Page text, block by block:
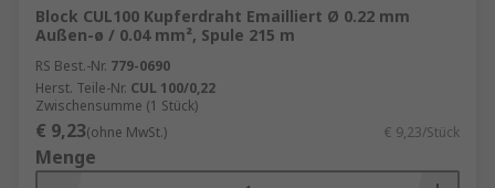
entscheidend für die Betriebssicherheit.
Einzeladerleitungen kaufen
Beim Kauf einer Einzeladerleitung sollten Sie
einige wichtige Kriterien berücksichtigen, um die
passende Lösung zu finden:
Block CUL100 Kupferdraht Emailliert Ø 0.22 mm
Außen-ø / 0.04 mm², Spule 215 m
RS Best.-Nr. 779-0690
Herst. Teile-Nr. CUL 100/0,22
Zwischensumme (1 Stück)
€ 9,23(ohne MwSt.) € 9,23/Stück
Menge